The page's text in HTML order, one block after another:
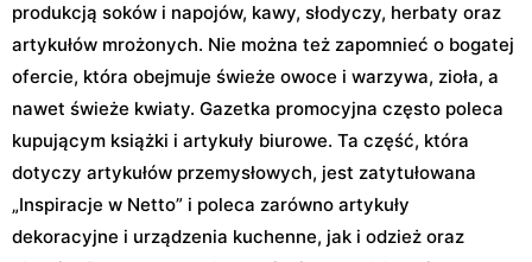
produkcją soków i napojów, kawy, słodyczy, herbaty oraz
artykułów mrożonych. Nie można też zapomnieć o bogatej
ofercie, która obejmuje świeże owoce i warzywa, zioła, a
nawet świeże kwiaty. Gazetka promocyjna często poleca
kupującym książki i artykuły biurowe. Ta część, która
dotyczy artykułów przemysłowych, jest zatytułowana
„Inspiracje w Netto” i poleca zarówno artykuły
dekoracyjne i urządzenia kuchenne, jak i odzież oraz